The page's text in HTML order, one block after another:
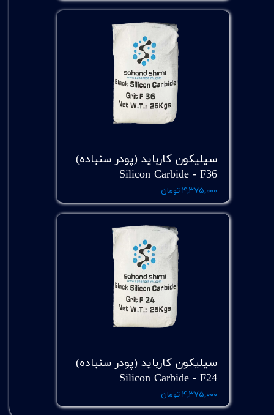
سیلیکون کارباید (پودر سنباده)
Silicon Carbide - F36
۴,۳۷۵,۰۰۰ تومان
سیلیکون کارباید (پودر سنباده)
Silicon Carbide - F24
۴,۳۷۵,۰۰۰ تومان